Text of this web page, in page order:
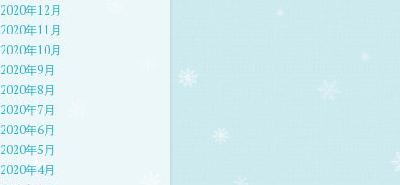
2020年12月
2020年11月
2020年10月
2020年9月
2020年8月
2020年7月
2020年6月
2020年5月
2020年4月